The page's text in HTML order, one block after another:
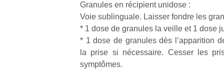
Granules en récipient unidose :
Voie sublinguale. Laisser fondre les
* 1 dose de granules la veille et 1 dose
* 1 dose de granules dès l’apparition
la prise si nécessaire. Cesser les
symptômes.